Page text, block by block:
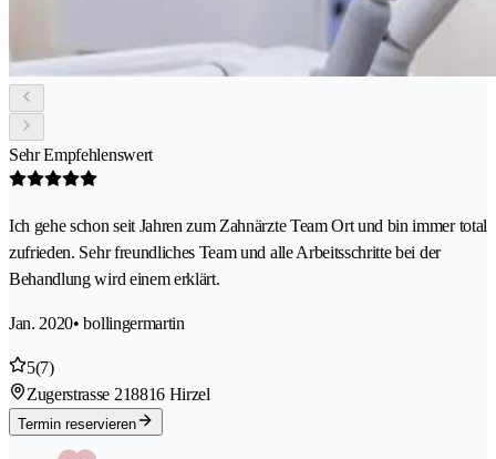
Sehr Empfehlenswert
Ich gehe schon seit Jahren zum Zahnärzte Team Ort und bin immer total
zufrieden. Sehr freundliches Team und alle Arbeitsschritte bei der
Behandlung wird einem erklärt.
Jan. 2020• bollingermartin
5(7)
Zugerstrasse 218816 Hirzel
Termin reservieren